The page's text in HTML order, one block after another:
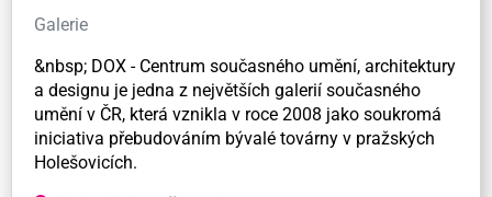
Galerie
&nbsp; DOX - Centrum současného umění, architektury
a designu je jedna z největších galerií současného
umění v ČR, která vznikla v roce 2008 jako soukromá
iniciativa přebudováním bývalé továrny v pražských
Holešovicích.